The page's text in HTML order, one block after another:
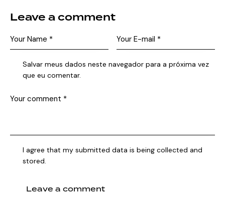
Leave a comment
Salvar meus dados neste navegador para a próxima vez
que eu comentar.
I agree that my submitted data is being collected and
stored.